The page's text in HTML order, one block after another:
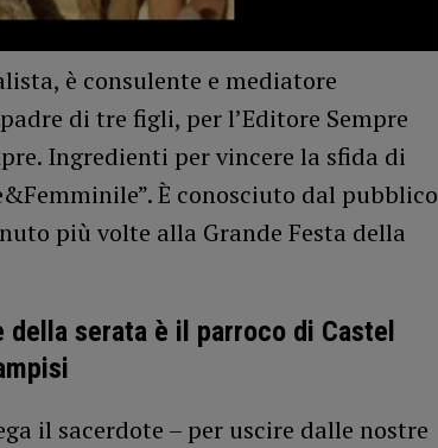
è consulente e mediatore
di tre figli, per l’Editore Sempre
Ingredienti per vincere la sfida di
È conosciuto dal pubblico
più volte alla Grande Festa della
della serata è il parroco di Castel
il sacerdote – per uscire dalle nostre